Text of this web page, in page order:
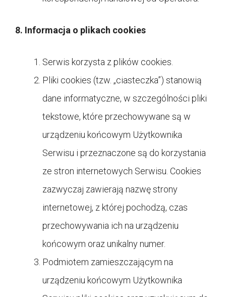
8. Informacja o plikach cookies
Serwis korzysta z plików cookies.
Pliki cookies (tzw. „ciasteczka”) stanowią
dane informatyczne, w szczególności pliki
tekstowe, które przechowywane są w
urządzeniu końcowym Użytkownika
Serwisu i przeznaczone są do korzystania
ze stron internetowych Serwisu. Cookies
zazwyczaj zawierają nazwę strony
internetowej, z której pochodzą, czas
przechowywania ich na urządzeniu
końcowym oraz unikalny numer.
Podmiotem zamieszczającym na
urządzeniu końcowym Użytkownika